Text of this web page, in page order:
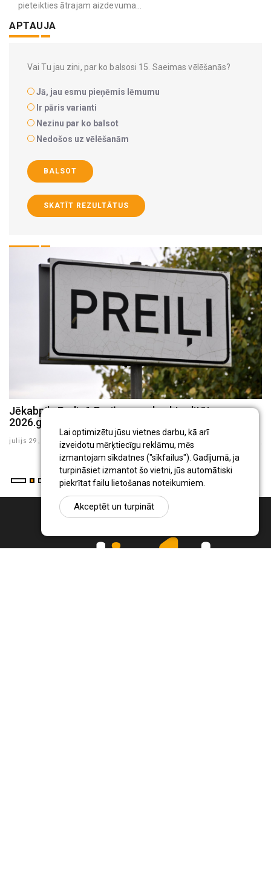
Lai optimizētu jūsu vietnes darbu, kā arī
izveidotu mērķtiecīgu reklāmu, mēs
izmantojam sīkdatnes ("sīkfailus"). Gadījumā, ja
turpināsiet izmantot šo vietni, jūs automātiski
piekrītat failu lietošanas noteikumiem.
Akceptēt un turpināt
pieteikties ātrajam aizdevuma...
APTAUJA
Vai Tu jau zini, par ko balsosi 15. Saeimas vēlēšanās?
Jā, jau esmu pieņēmis lēmumu
Ir pāris varianti
Nezinu par ko balsot
Nedošos uz vēlēšanām
BALSOT
SKATĪT REZULTĀTUS
Jēkabpils Radio1 Preiļu novada aktualitātes
2026.gada 29.jūlijā
julijs 29 , 2026